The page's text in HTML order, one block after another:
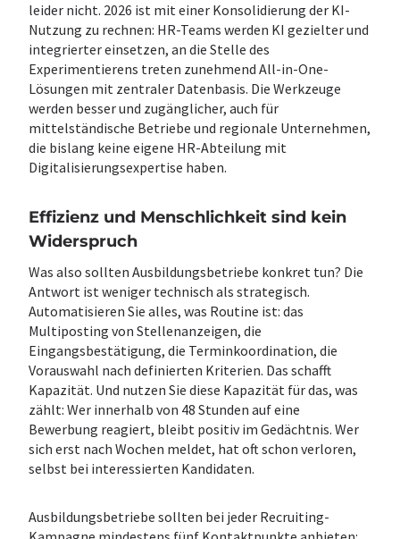
leider nicht. 2026 ist mit einer Konsolidierung der KI-
Nutzung zu rechnen: HR-Teams werden KI gezielter und
integrierter einsetzen, an die Stelle des
Experimentierens treten zunehmend All-in-One-
Lösungen mit zentraler Datenbasis. Die Werkzeuge
werden besser und zugänglicher, auch für
mittelständische Betriebe und regionale Unternehmen,
die bislang keine eigene HR-Abteilung mit
Digitalisierungsexpertise haben.
Effizienz und Menschlichkeit sind kein
Widerspruch
Was also sollten Ausbildungsbetriebe konkret tun? Die
Antwort ist weniger technisch als strategisch.
Automatisieren Sie alles, was Routine ist: das
Multiposting von Stellenanzeigen, die
Eingangsbestätigung, die Terminkoordination, die
Vorauswahl nach definierten Kriterien. Das schafft
Kapazität. Und nutzen Sie diese Kapazität für das, was
zählt: Wer innerhalb von 48 Stunden auf eine
Bewerbung reagiert, bleibt positiv im Gedächtnis. Wer
sich erst nach Wochen meldet, hat oft schon verloren,
selbst bei interessierten Kandidaten.
Ausbildungsbetriebe sollten bei jeder Recruiting-